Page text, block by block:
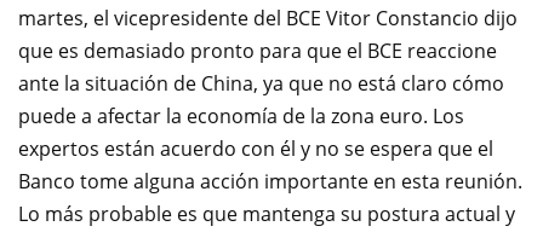
martes, el vicepresidente del BCE Vitor Constancio dijo
que es demasiado pronto para que el BCE reaccione
ante la situación de China, ya que no está claro cómo
puede a afectar la economía de la zona euro. Los
expertos están acuerdo con él y no se espera que el
Banco tome alguna acción importante en esta reunión.
Lo más probable es que mantenga su postura actual y